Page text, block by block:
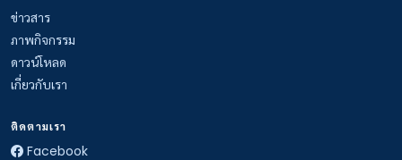
ข่าวสาร
ภาพกิจกรรม
ดาวน์โหลด
เกี่ยวกับเรา
ติดตามเรา
Facebook